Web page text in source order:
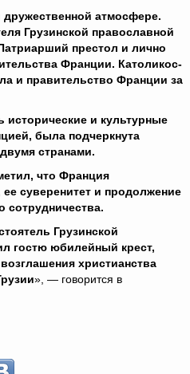
атмосфере.
Грузинской православной
престол и лично
Франции. Католикос-
и правительство Франции за
исторические и культурные
была подчеркнута
странами.
что Франция
суверенитет и продолжение
сотрудничества.
Грузинской
гостю юбилейный крест,
христианства
», — говорится в